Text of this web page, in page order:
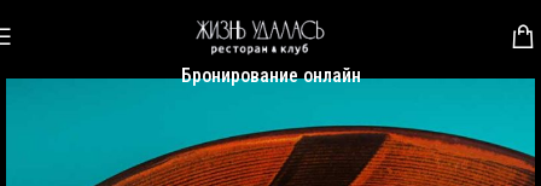
Бронирование онлайн